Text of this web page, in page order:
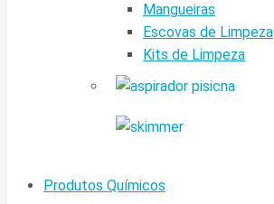
Mangueiras
Escovas de Limpeza
Kits de Limpeza
Produtos Químicos